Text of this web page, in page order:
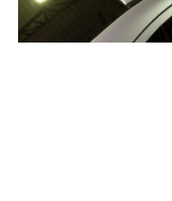
Компрессионные
Honda
Флуоресцентные
Эмали
Магнитные панели